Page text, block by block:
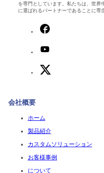
を専門としています。私たちは、世界
に選ばれるパートナーであることに専
会社概要
ホーム
製品紹介
カスタムソリューション
お客様事例
について